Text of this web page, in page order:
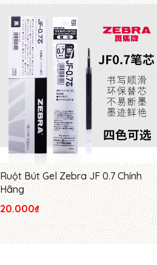
Ruột Bút Gel Zebra JF 0.7 Chính
Hãng
20.000₫